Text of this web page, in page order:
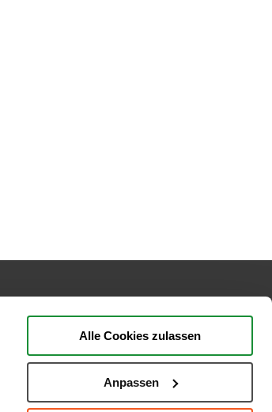
Alle Cookies zulassen
Anpassen
BEWERTUNGEN